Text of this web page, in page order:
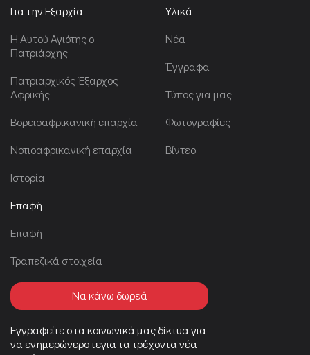
Για την Εξαρχία
Η Αυτού Αγιότης ο
Πατριάρχης
Πατριαρχικός Έξαρχος
Αφρικής
Βορειοαφρικανική επαρχία
Νοτιοαφρικανική επαρχία
Ιστορία
Υλικά
Νέα
Έγγραφα
Τύπος για μας
Φωτογραφίες
Βίντεο
Επαφή
Επαφή
Τραπεζικά στοιχεία
Να κάνω δωρεά
Εγγραφείτε στα κοινωνικά μας δίκτυα για
να ενημερώνερστεγια τα τρέχοντα νέα